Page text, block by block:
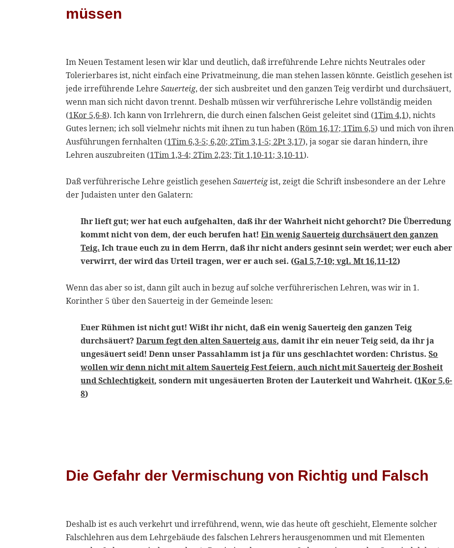
müssen
Im Neuen Testament lesen wir klar und deutlich, daß irreführende Lehre nichts Neutrales oder
Tolerierbares ist, nicht einfach eine Privatmeinung, die man stehen lassen könnte. Geistlich gesehen ist
jede irreführende Lehre Sauerteig, der sich ausbreitet und den ganzen Teig verdirbt und durchsäuert,
wenn man sich nicht davon trennt. Deshalb müssen wir verführerische Lehre vollständig meiden
(1Kor 5,6-8). Ich kann von Irrlehrern, die durch einen falschen Geist geleitet sind (1Tim 4,1), nichts
Gutes lernen; ich soll vielmehr nichts mit ihnen zu tun haben (Röm 16,17; 1Tim 6,5) und mich von ihren
Ausführungen fernhalten (1Tim 6,3-5; 6,20; 2Tim 3,1-5; 2Pt 3,17), ja sogar sie daran hindern, ihre
Lehren auszubreiten (1Tim 1,3-4; 2Tim 2,23; Tit 1,10-11; 3,10-11).
Daß verführerische Lehre geistlich gesehenSauerteigist, zeigt die Schrift insbesondere an der Lehre
der Judaisten unter den Galatern:
Ihr lieft gut; wer hat euch aufgehalten, daß ihr der Wahrheit nicht gehorcht? Die Überredung
kommt nicht von dem, der euch berufen hat!Ein wenig Sauerteig durchsäuert den ganzen
Teig. Ich traue euch zu in dem Herrn, daß ihr nicht anders gesinnt sein werdet; wer euch aber
verwirrt, der wird das Urteil tragen, wer er auch sei. (Gal 5,7-10; vgl. Mt 16,11-12)
Wenn das aber so ist, dann gilt auch in bezug auf solche verführerischen Lehren, was wir in 1.
Korinther 5 über den Sauerteig in der Gemeinde lesen:
Euer Rühmen ist nicht gut! Wißt ihr nicht, daß ein wenig Sauerteig den ganzen Teig
durchsäuert?Darum fegt den alten Sauerteig aus, damit ihr ein neuer Teig seid, da ihr ja
ungesäuert seid! Denn unser Passahlamm ist ja für uns geschlachtet worden: Christus.So
wollen wir denn nicht mit altem Sauerteig Fest feiern, auch nicht mit Sauerteig der Bosheit
und Schlechtigkeit, sondern mit ungesäuerten Broten der Lauterkeit und Wahrheit. (1Kor 5,6-
8)
Die Gefahr der Vermischung von Richtig und Falsch
Deshalb ist es auch verkehrt und irreführend, wenn, wie das heute oft geschieht, Elemente solcher
Falschlehren aus dem Lehrgebäude des falschen Lehrers herausgenommen und mit Elementen